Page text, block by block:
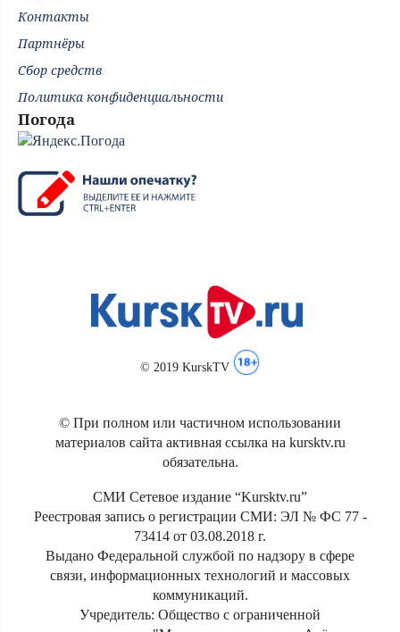
Контакты
Партнёры
Сбор средств
Политика конфиденциальности
Погода
© 2019 KurskTV
© При полном или частичном использовании
материалов сайта активная ссылка на kursktv.ru
обязательна.
СМИ Сетевое издание “Kursktv.ru”
Реестровая запись о регистрации СМИ: ЭЛ № ФС 77 -
73414 от 03.08.2018 г.
Выдано Федеральной службой по надзору в сфере
связи, информационных технологий и массовых
коммуникаций.
Учредитель: Общество с ограниченной